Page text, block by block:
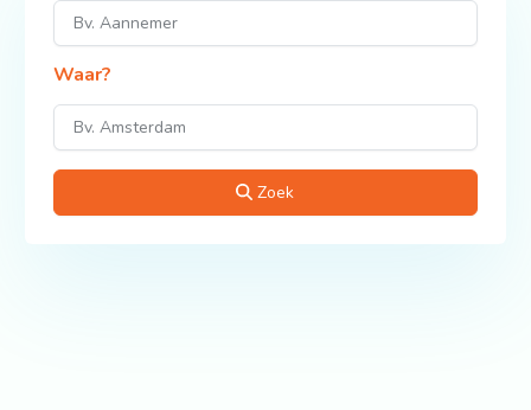
Waar?
Zoek